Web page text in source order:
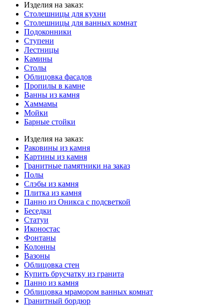
Изделия на заказ:
Столешницы для кухни
Столешницы для ванных комнат
Подоконники
Ступени
Лестницы
Камины
Столы
Облицовка фасадов
Пропилы в камне
Ванны из камня
Хаммамы
Мойки
Барные стойки
Изделия на заказ:
Раковины из камня
Картины из камня
Гранитные памятники на заказ
Полы
Слэбы из камня
Плитка из камня
Панно из Оникса с подсветкой
Беседки
Статуи
Иконостас
Фонтаны
Колонны
Вазоны
Облицовка стен
Купить брусчатку из гранита
Панно из камня
Облицовка мрамором ванных комнат
Гранитный бордюр